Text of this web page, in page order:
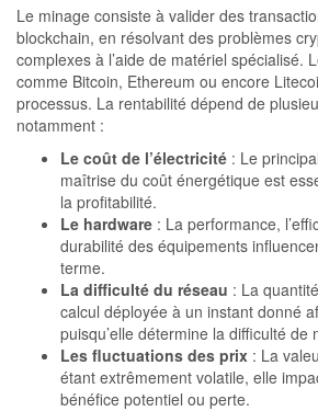
Le minage consiste à valider des
blockchain, en résolvant des problèmes
complexes à l’aide de matériel spécialisé.
comme Bitcoin, Ethereum ou encore
processus. La rentabilité dépend de
notamment :
Le coût de l’électricité : Le
maîtrise du coût énergétique est
la profitabilité.
Le hardware : La performance,
durabilité des équipements
terme.
La difficulté du réseau : La
calcul déployée à un instant donné
puisqu’elle détermine la difficulté de
Les fluctuations des prix : La
étant extrêmement volatile, elle
bénéfice potentiel ou perte.